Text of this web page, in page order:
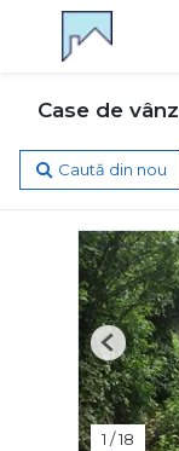
Case de
Caută din nou
1 /18
Previous